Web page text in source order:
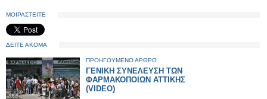
ΜΟΙΡΑΣΤΕΙΤΕ
ΔΕΙΤΕ ΑΚΟΜΑ
ΠΡΟΗΓΟΥΜΕΝΟ ΑΡΘΡΟ
ΓΕΝΙΚΗ ΣΥΝΕΛΕΥΣΗ ΤΩΝ
ΦΑΡΜΑΚΟΠΟΙΩΝ ΑΤΤΙΚΗΣ
(VIDEO)